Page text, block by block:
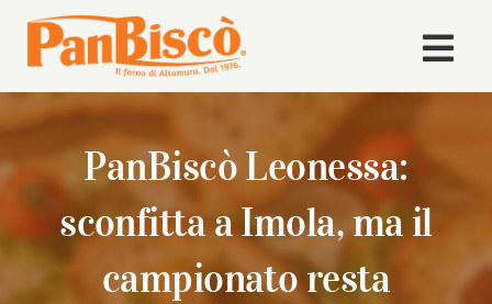
Salta
Azienda
Volley
PanBiscò Leonessa:
sconfitta a Imola, ma il
campionato resta